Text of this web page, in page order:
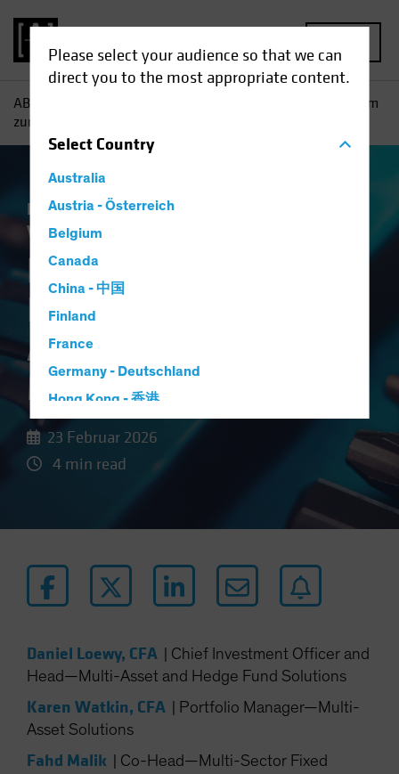
Please select your audience so that we can
direct you to the most appropriate content.
SelectCountry
Australia
Austria - Österreich
Belgium
Canada
China - 中国
Finland
France
Germany - Deutschland
Hong Kong - 香港
Luxembourg and Other EMEA
Netherlands
Norway
Other Asia-Pacific
Poland
Portugal
Singapore
AB
Ein breiteres Instrumentarium
zur Absicherung bei Multi-Asset-Income
Einkommen Vermögensaufteilung
Volatilität
Ein breiteres
Instrumentarium zur
Absicherung bei
Multi-Asset-Income
23 Februar 2026
4 min read
Daniel Loewy, CFA
Chief Investment Officer and
Head—Multi-Asset and Hedge Fund Solutions
Karen Watkin, CFA
Portfolio Manager—Multi-
Asset Solutions
Fahd Malik
Co-Head—Multi-Sector Fixed